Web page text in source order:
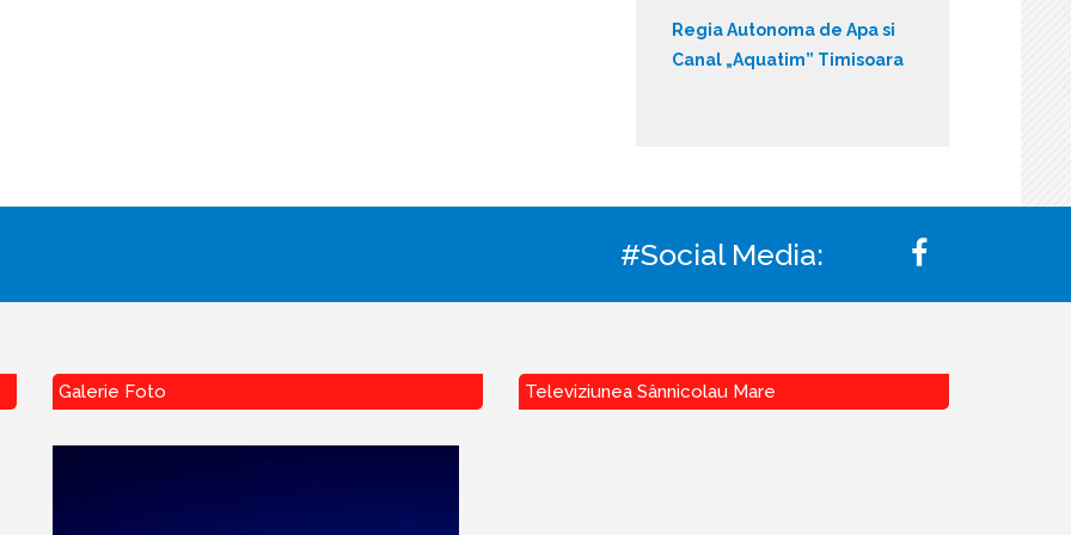
Regia Autonoma de Apa si
Canal „Aquatim” Timisoara
#Social Media:
Galerie Foto Televiziunea Sânnicolau Mare